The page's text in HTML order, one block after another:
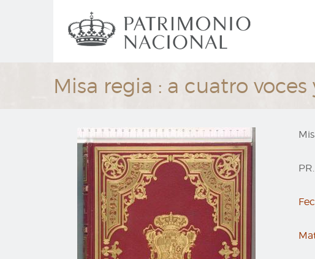
Navegación
principal
Misa regia : a cuatro